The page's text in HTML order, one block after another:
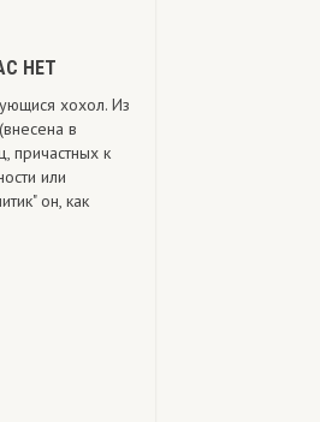
НЕТ
хохол. Из
в
причастных к
или
он, как